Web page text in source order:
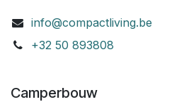
info@compactliving.be
+32 50 893808
Camperbouw